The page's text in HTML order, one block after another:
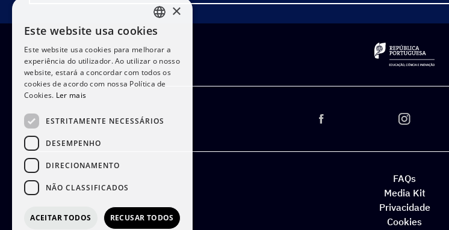
FAQs
Media Kit
Privacidade
Cookies
PORTUGUESE
ENGLISH
×
Este website usa cookies
Este website usa cookies para melhorar a
experiência do utilizador. Ao utilizar o nosso
website, estará a concordar com todos os
cookies de acordo com nossa Política de
Cookies. Ler mais
ESTRITAMENTE NECESSÁRIOS
DESEMPENHO
DIRECIONAMENTO
NÃO CLASSIFICADOS
ACEITAR TODOS RECUSAR TODOS